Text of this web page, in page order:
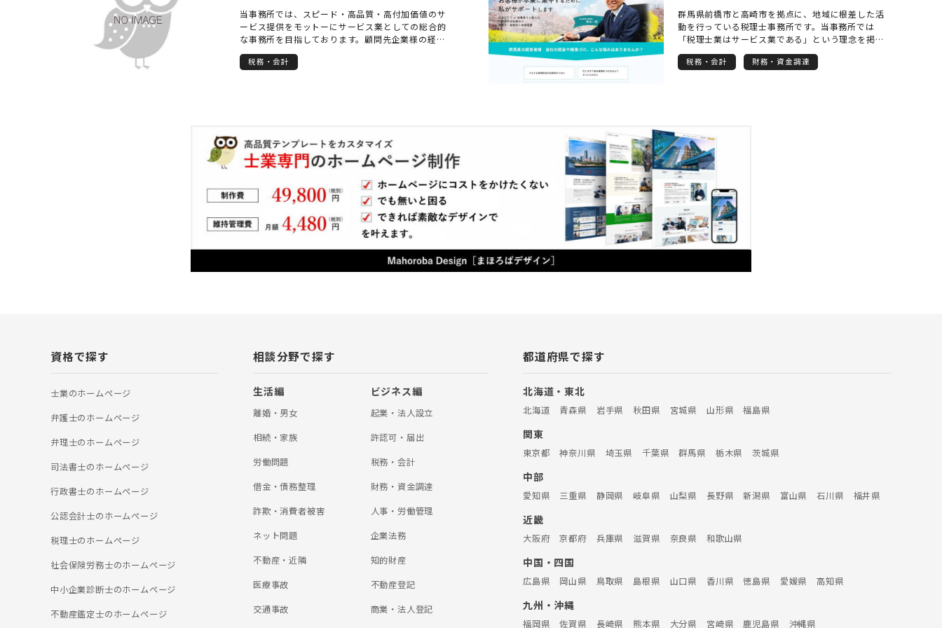
当事務所では、スピード・高品質・高付加価値のサ
ービス提供をモットーにサービス業としての総合的
な事務所を目指しております。顧問先企業様の経営
にプラスになる、すべてのことをアドバイスさせて
頂きます。お気軽にご相談下さい。
税務・会計
群馬県前橋市と高崎市を拠点に、地域に根差した活
動を行っている税理士事務所です。当事務所では
「税理士業はサービス業である」という理念を掲
げ、専門家特有の敷居の高さを取り払った、話しや
すく親しみやすい対応を心がけています。 主な支援
る「日々の帳簿付けが面倒」「本業が忙しくて経理
に手が回らない」といったお悩みを解決し、事業の
成長に専念できる環境づくりをお手伝いいたしま
す。もちろん、インボイス制度への対応や、創業時
の資金調達（融資）に関するご相談も安心してお任
せください。 「まだ顧問契約するか決めていないけ
れど、話だけ聞いてみたい」という方も大歓迎で
す。初回60分の相談は無料で承っており、Ｗｅｂ予
約システムにて24時間いつでも面談の申し込みが可
能です。専門用語を使わず、お客様の目線に立って
税務・会計 財務・資金調達
資格で探す
士業のホームぺージ
弁護士のホームぺージ
弁理士のホームぺージ
司法書士のホームぺージ
行政書士のホームぺージ
公認会計士のホームぺージ
税理士のホームぺージ
社会保険労務士のホームぺージ
中小企業診断士のホームぺージ
不動産鑑定士のホームぺージ
相談分野で探す
生活編
離婚・男女
相続・家族
労働問題
借金・債務整理
詐欺・消費者被害
ネット問題
不動産・近隣
医療事故
交通事故
ビジネス編
起業・法人設立
許認可・届出
税務・会計
財務・資金調達
人事・労働管理
企業法務
知的財産
不動産登記
商業・法人登記
都道府県で探す
北海道・東北
北海道 青森県 岩手県 秋田県 宮城県 山形県 福島県
関東
東京都 神奈川県 埼玉県 千葉県 群馬県 栃木県 茨城県
中部
愛知県 三重県 静岡県 岐阜県 山梨県 長野県 新潟県 富山県 石川県 福井県
近畿
大阪府 京都府 兵庫県 滋賀県 奈良県 和歌山県
中国・四国
広島県 岡山県 鳥取県 島根県 山口県 香川県 徳島県 愛媛県 高知県
九州・沖縄
福岡県 佐賀県 長崎県 熊本県 大分県 宮崎県 鹿児島県 沖縄県